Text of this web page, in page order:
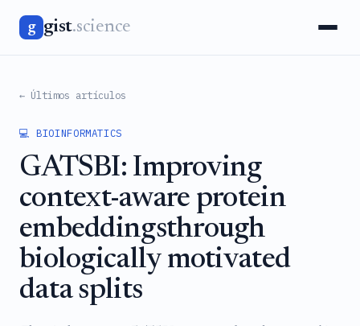
g gist.science
← Últimos artículos
💻 BIOINFORMATICS
GATSBI: Improving
context-aware protein
embeddingsthrough
biologically motivated
data splits